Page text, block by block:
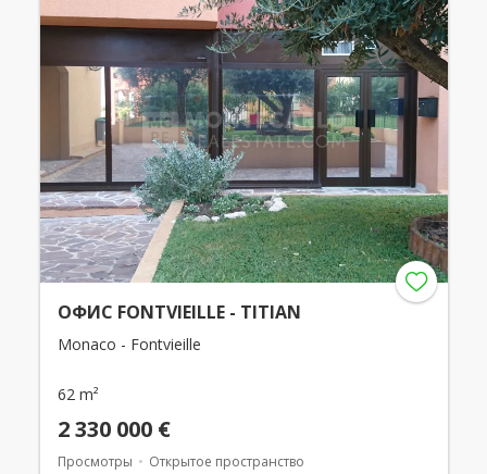
ОФИС FONTVIEILLE - TITIAN
Monaco - Fontvieille
62 m²
2 330 000 €
Просмотры Открытое пространство